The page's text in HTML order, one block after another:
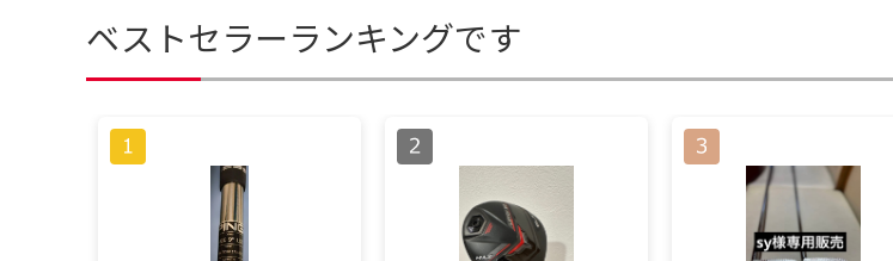
ベストセラーランキングです